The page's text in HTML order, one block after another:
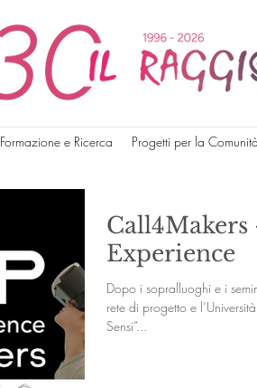
Formazione e Ricerca Progetti per la Comunità
Experience
Dopo i sopralluoghi e i
rete di progetto e
Sensi”...